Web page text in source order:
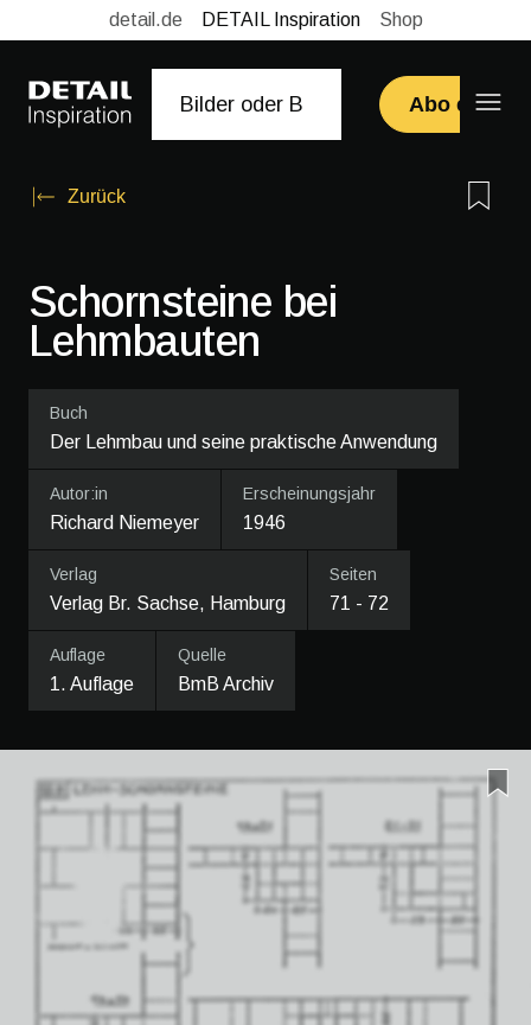
detail.de DETAIL Inspiration Shop
Abo
Zurück
Schornsteine bei
Lehmbauten
Buch
Der Lehmbau und seine praktische Anwendung
Autor:in
Richard Niemeyer
Erscheinungsjahr
1946
Verlag
Verlag Br. Sachse, Hamburg
Seiten
71 - 72
Auflage
1. Auflage
Quelle
BmB Archiv